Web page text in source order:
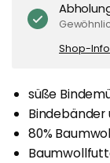
Shop-
süße
80%